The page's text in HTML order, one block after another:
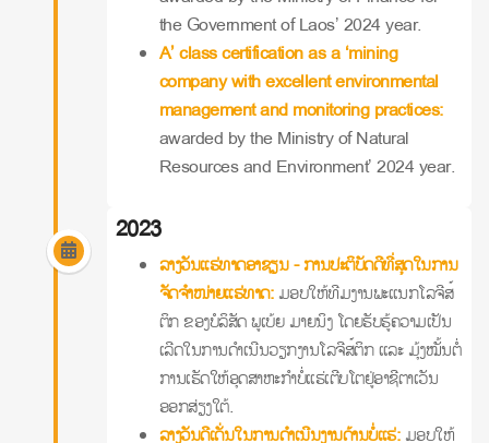
the Government of Laos’ 2024 year.
A’ class certification as a ‘mining
company with excellent environmental
management and monitoring practices:
awarded by the Ministry of Natural
Resources and Environment’ 2024 year.
2023
ລາງວັນແຮ່ທາດອາຊຽນ - ການປະຕິບັດດີທີ່ສຸດໃນການ
ຈັດຈໍາໜ່າຍແຮ່ທາດ: ມອບໃຫ້ທີມງານພະແນກໂລຈີສ໌
ຕິກ ຂອງບໍລິສັດ ພູເບ້ຍ ມາຍນິງ ໂດຍຮັບຮູ້ຄວາມເປັນ
ເລີດໃນການດໍາເນີນວຽກງານໂລຈີສ໌ຕິກ ແລະ ມຸ້ງໝັ້ນຕໍ່
ການເຮັດໃຫ້ອຸດສາຫະກໍາບໍ່ແຮ່ເຕີບໂຕຢູ່ອາຊີຕາເວັນ
ອອກສ່ຽງໃຕ້.
ລາງວັນດີເດັ່ນໃນການດໍາເນີນງານດ້ານບໍ່ແຮ່:ມອບໃຫ້